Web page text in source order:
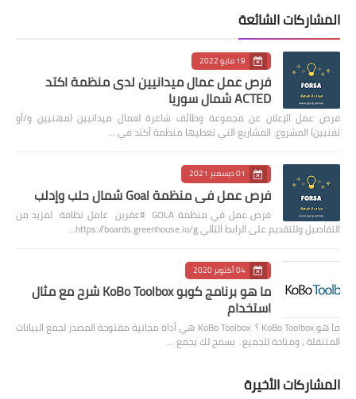
المشاركات الشائعة
19 مايو 2022
فرص عمل عمال ميدانيين لدى منظمة اكتد
ACTED شمال سوريا
فرص عمل الإعلان عن مجموعة وظائف شاغرة لعمال ميدانيين (مهنيين و/أو
تقنيين) المشروع: المشاريع التي تغطيها منظمة أكتد في …
01 ديسمبر 2021
فرص عمل في منظمة Goal شمال حلب وإدلب
فرص عمل في منظمة GOLA #عفرين عامل نظافة لمزيد من
التفاصيل وللتقديم على الرابط التالي https://boards.greenhouse.io/g…
04 أكتوبر 2020
ما هو برنامج كوبو KoBo Toolbox شرح مع مثال
استخدام
ما هو KoBo Toolbox ؟ KoBo Toolbox هي أداة مجانية مفتوحة المصدر لجمع البيانات
المتنقلة ، ومتاحة للجميع. يسمح لك بجمع …
المشاركات الأخيرة